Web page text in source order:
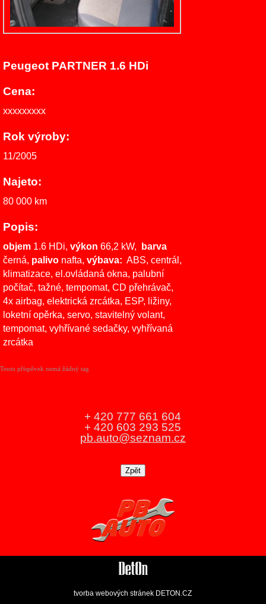
Peugeot PARTNER 1.6 HDi
Cena:
xxxxxxxxx
Rok výroby:
11/2005
Najeto:
80 000 km
Popis:
objem1.6 HDi, výkon 66,2 kW,
barva
černá, palivonafta, výbava: ABS, centrál,
klimatizace, el.ovládaná okna, palubní
počítač, tažné, tempomat, CD přehrávač,
4x airbag, elektrická zrcátka, ESP, ližiny,
loketní opěrka, servo, stavitelný volant,
tempomat, vyhřívané sedačky, vyhřívaná
zrcátka
Tento příspěvek nemá žádný tag
+ 420 777 661 604
+ 420 603 293 525
pb.auto@seznam.cz
tvorba webových stránek DETON.CZ